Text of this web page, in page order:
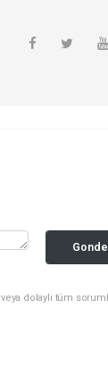
dolaylı tüm